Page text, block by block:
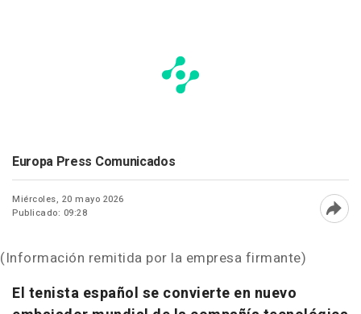
Europa Press Comunicados
Miércoles, 20 mayo 2026
Publicado: 09:28
(Información remitida por la empresa firmante)
El tenista español se convierte en nuevo